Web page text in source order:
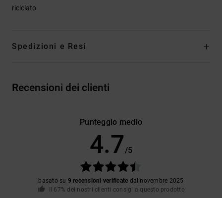
riciclato
Spedizioni e Resi
Recensioni dei clienti
Punteggio medio
4.7 /5
basato su 9 recensioni verificate dal novembre 2025
Il 67% dei nostri clienti consiglia questo prodotto